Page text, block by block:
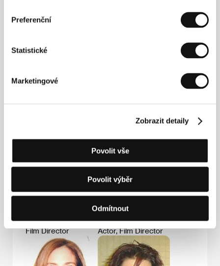
Preferenční
Statistické
Marketingové
Zobrazit detaily
Povolit vše
Povolit výběr
Odmítnout
F.A. Brabec
Film Director
Jiří Mádl
Actor, Film Director